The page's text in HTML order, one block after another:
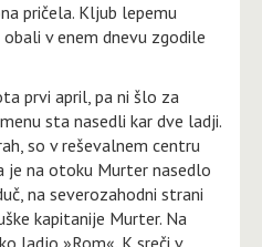
pričela. Kljub lepemu
v enem dnevu zgodile
prvi april, pa ni šlo za
sta nasedli kar dve ladji.
so v reševalnem centru
je na otoku Murter nasedlo
na severozahodni strani
kapitanije Murter. Na